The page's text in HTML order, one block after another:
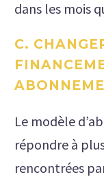
dans les mois
C.
Le modèle
répondre à
rencontrées